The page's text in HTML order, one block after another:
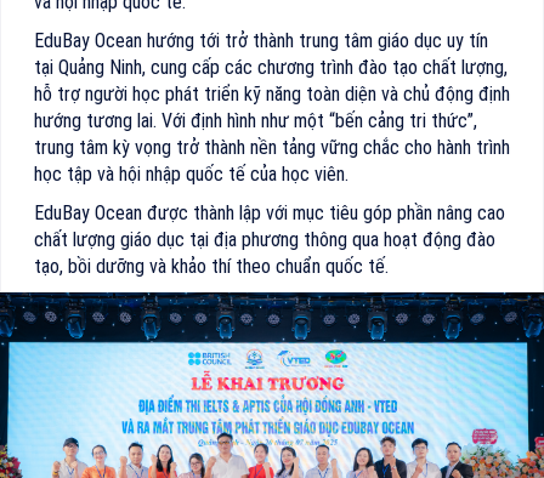
EduBay Ocean hướng tới trở thành trung tâm giáo dục uy tín
tại Quảng Ninh, cung cấp các chương trình đào tạo chất lượng,
hỗ trợ người học phát triển kỹ năng toàn diện và chủ động định
hướng tương lai. Với định hình như một “bến cảng tri thức”,
trung tâm kỳ vọng trở thành nền tảng vững chắc cho hành trình
học tập và hội nhập quốc tế của học viên.
EduBay Ocean được thành lập với mục tiêu góp phần nâng cao
chất lượng giáo dục tại địa phương thông qua hoạt động đào
tạo, bồi dưỡng và khảo thí theo chuẩn quốc tế.